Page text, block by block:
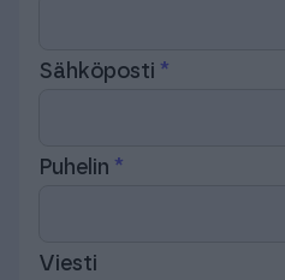
Sähköposti
Puhelin
Viesti